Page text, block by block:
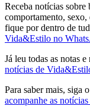
Receba notícias sobre
comportamento,
fique por dentro de
Vida&Estilo no
Já leu todas as notas
notícias de
Para saber mais, siga o
acompanhe as